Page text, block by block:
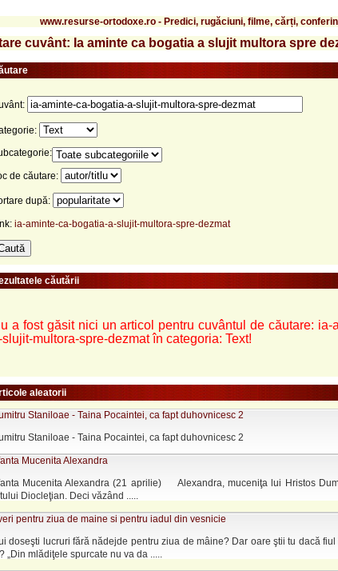
www.resurse-ortodoxe.ro - Predici, rugăciuni, filme, cărți,
cuvânt: Ia aminte ca bogatia a slujit multora spre
de căutare:
după:
ia-aminte-ca-bogatia-a-slujit-multora-spre-dezmat
căutării
a fost găsit nici un articol pentru cuvântul de căutare: ia-
slujit-multora-spre-dezmat în categoria: Text!
aleatorii
Staniloae - Taina Pocaintei, ca fapt duhovnicesc 2
Staniloae - Taina Pocaintei, ca fapt duhovnicesc 2
Mucenita Alexandra
Mucenita Alexandra (21 aprilie) Alexandra, muceniţa lui Hristos
Diocleţian. Deci văzând .....
pentru ziua de maine si pentru iadul din vesnicie
doseşti lucruri fără nădejde pentru ziua de mâine? Dar oare ştii tu dacă
„Din mlădiţele spurcate nu va da .....